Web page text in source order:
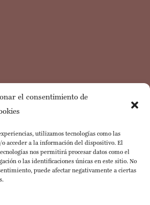
el consentimiento de
utilizamos tecnologías como las
o acceder a la información del dispositivo. El
nos permitirá procesar datos como el
o las identificaciones únicas en este sitio. No
puede afectar negativamente a ciertas